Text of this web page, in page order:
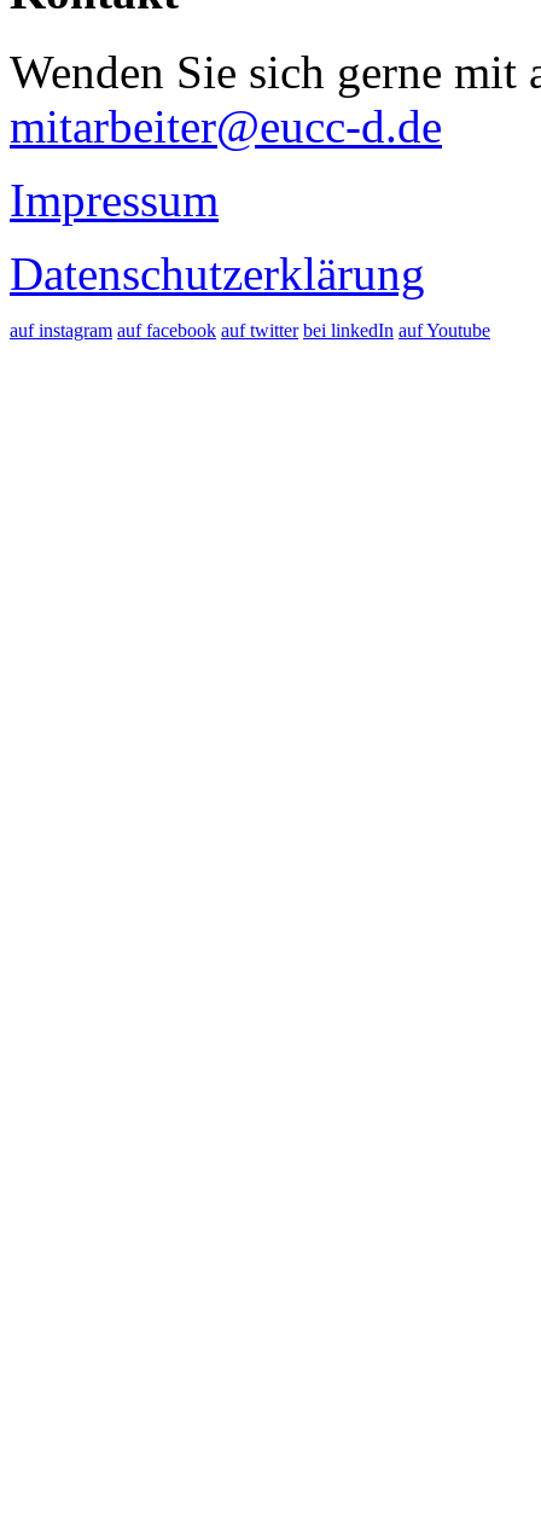
Wenden Sie sich gerne mit
mitarbeiter@eucc-d.de
Impressum
Datenschutzerklärung
auf instagram auf facebook auf twitter bei linkedIn auf Youtube